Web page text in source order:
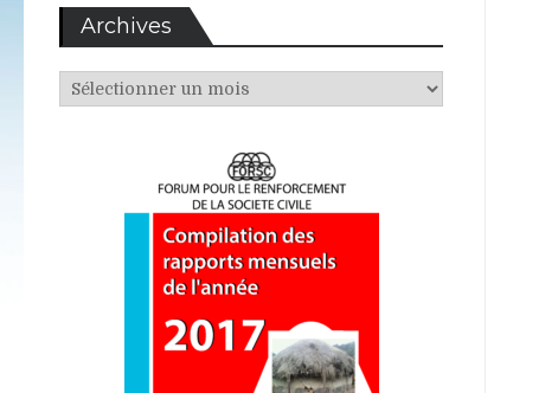
Archives
Archives